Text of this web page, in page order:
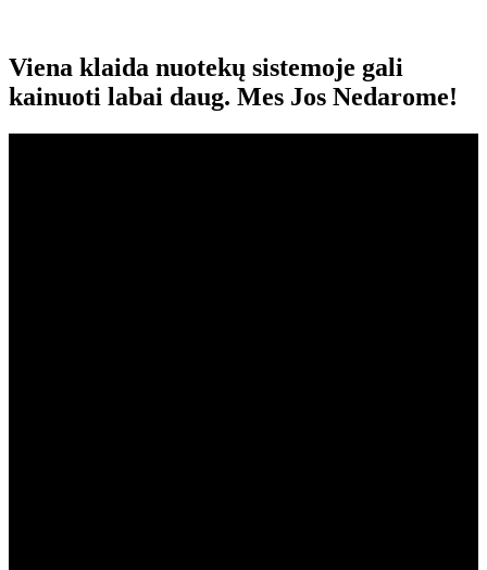
Viena klaida nuotekų sistemoje gali
kainuoti labai daug. Mes Jos Nedarome!